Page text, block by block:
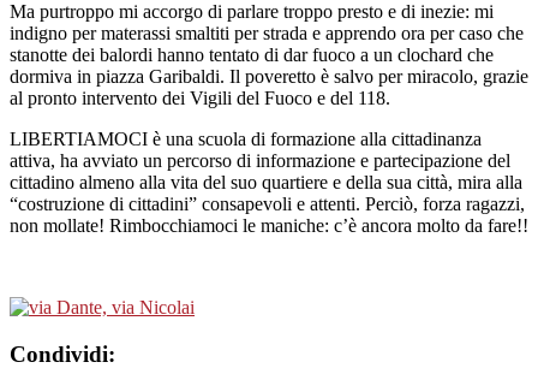
Ma purtroppo mi accorgo di parlare troppo presto e di inezie: mi
indigno per materassi smaltiti per strada e apprendo ora per caso che
stanotte dei balordi hanno tentato di dar fuoco a un clochard che
dormiva in piazza Garibaldi. Il poveretto è salvo per miracolo, grazie
al pronto intervento dei Vigili del Fuoco e del 118.
LIBERTIAMOCI è una scuola di formazione alla cittadinanza
attiva, ha avviato un percorso di informazione e partecipazione del
cittadino almeno alla vita del suo quartiere e della sua città, mira alla
“costruzione di cittadini” consapevoli e attenti. Perciò, forza ragazzi,
non mollate! Rimbocchiamoci le maniche: c’è ancora molto da fare!!
Condividi: